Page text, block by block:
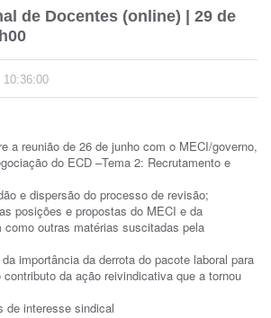
de Docentes (online) | 29 de
10:36:00
a reunião de 26 de junho com o MECI/governo,
do ECD –Tema 2: Recrutamento e
e dispersão do processo de revisão;
posições e propostas do MECI e da
como outras matérias suscitadas pela
importância da derrota do pacote laboral para
da ação reivindicativa que a tornou
de interesse sindical